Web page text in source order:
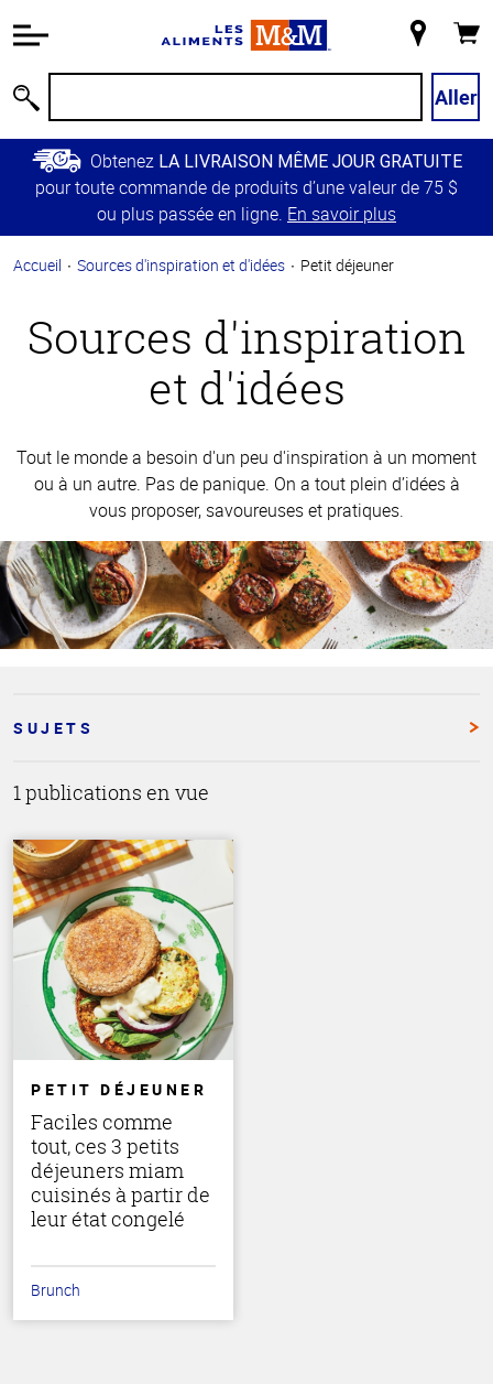
relative à
Passer
contenu
principal
Retour à
principale
magasin
Aller
Obtenez LA LIVRAISON MÊME JOUR GRATUITE
pour toute commande de produits d’une valeur de 75 $
ou plus passée en ligne. En savoir plus
Accueil Sources d'inspiration et d'idées Petit déjeuner
Sources d'inspiration
et d'idées
Tout le monde a besoin d'un peu d'inspiration à un moment
ou à un autre. Pas de panique. On a tout plein d’idées à
vous proposer, savoureuses et pratiques.
SUJETS
1 publications en vue
PETIT DÉJEUNER
Faciles comme
tout, ces 3 petits
déjeuners miam
cuisinés à partir de
leur état congelé
Brunch